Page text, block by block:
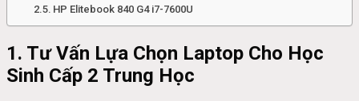
HP Elitebook 840 G4 i7-7600U
1. Tư Vấn Lựa Chọn Laptop Cho Học
Sinh Cấp 2 Trung Học